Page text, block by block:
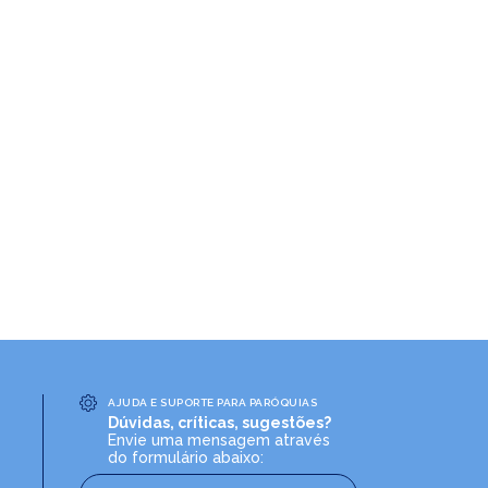
AJUDA E SUPORTE PARA PARÓQUIAS
Dúvidas, críticas, sugestões?
Envie uma mensagem através
do formulário abaixo: